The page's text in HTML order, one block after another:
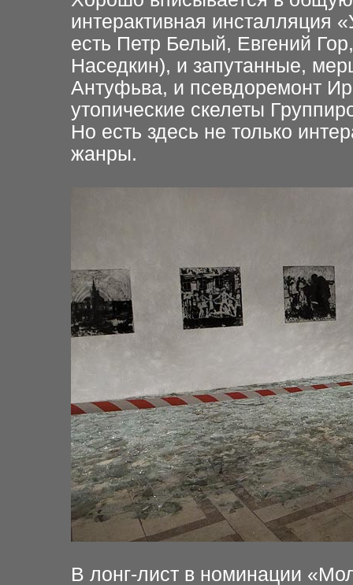
интерактивная инсталляция
есть Петр Белый, Евгений
Наседкин), и запутанные,
Антуфьва, и псевдоремонт
утопические скелеты
Но есть здесь не только
жанры.
В лонг-лист в номинации